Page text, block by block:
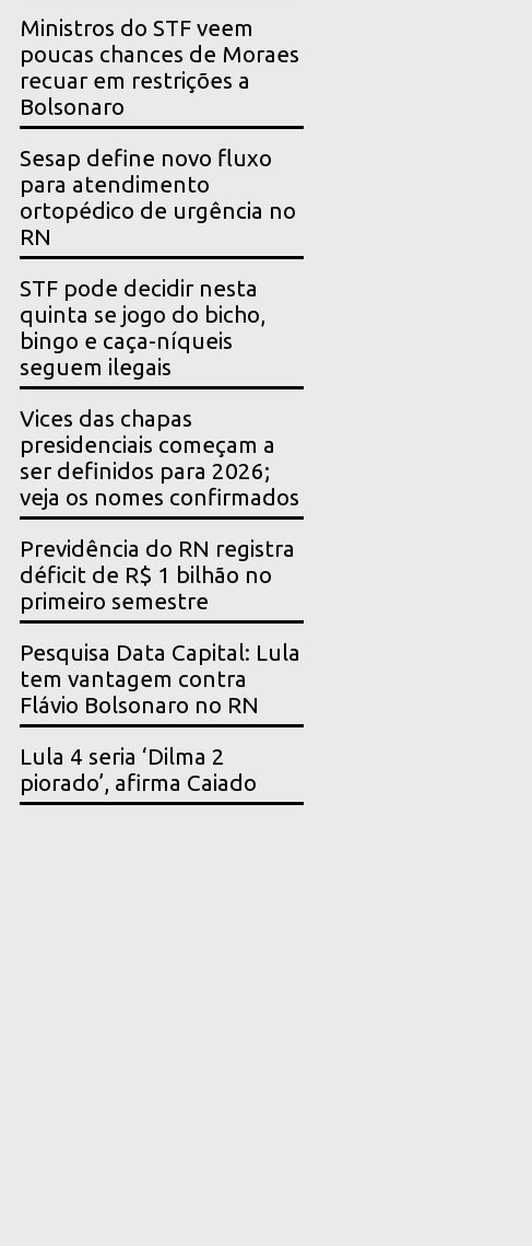
Ministros do STF veem
poucas chances de Moraes
recuar em restrições a
Bolsonaro
Sesap define novo fluxo
para atendimento
ortopédico de urgência no
RN
STF pode decidir nesta
quinta se jogo do bicho,
bingo e caça-níqueis
seguem ilegais
Vices das chapas
presidenciais começam a
ser definidos para 2026;
veja os nomes confirmados
Previdência do RN registra
déficit de R$ 1 bilhão no
primeiro semestre
Pesquisa Data Capital: Lula
tem vantagem contra
Flávio Bolsonaro no RN
Lula 4 seria ‘Dilma 2
piorado’, afirma Caiado